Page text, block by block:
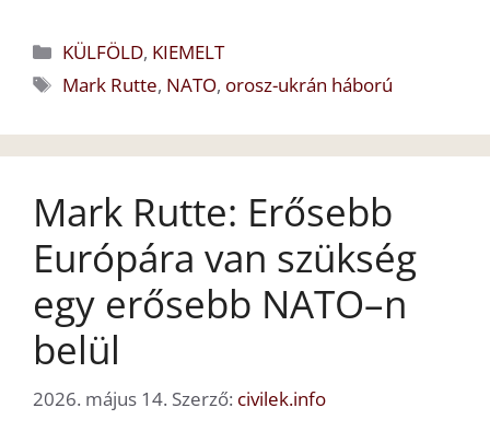
Kategória
KÜLFÖLD, KIEMELT
Címkék
Mark Rutte, NATO, orosz-ukrán háború
Mark Rutte: Erősebb
Európára van szükség
egy erősebb NATO–n
belül
2026. május 14. Szerző: civilek.info